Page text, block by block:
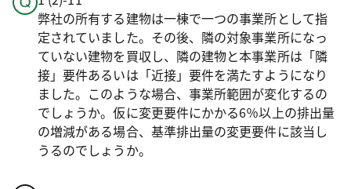
弊社の所有する建物は一棟で一つの事業所として指
定されていました。その後、隣の対象事業所になっ
ていない建物を買収し、隣の建物と本事業所は「隣
接」要件あるいは「近接」要件を満たすようになり
ました。このような場合、事業所範囲が変化するの
でしょうか。仮に変更要件にかかる6％以上の排出量
の増減がある場合、基準排出量の変更要件に該当し
うるのでしょうか。